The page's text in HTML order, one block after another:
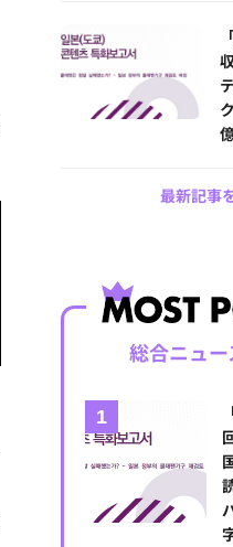
最新記事
総合ニュ